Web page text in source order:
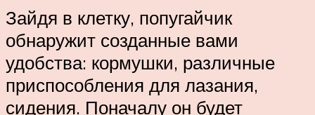
Зайдя в клетку, попугайчик
обнаружит созданные вами
удобства: кормушки, различные
приспособления для лазания,
сидения. Поначалу он будет